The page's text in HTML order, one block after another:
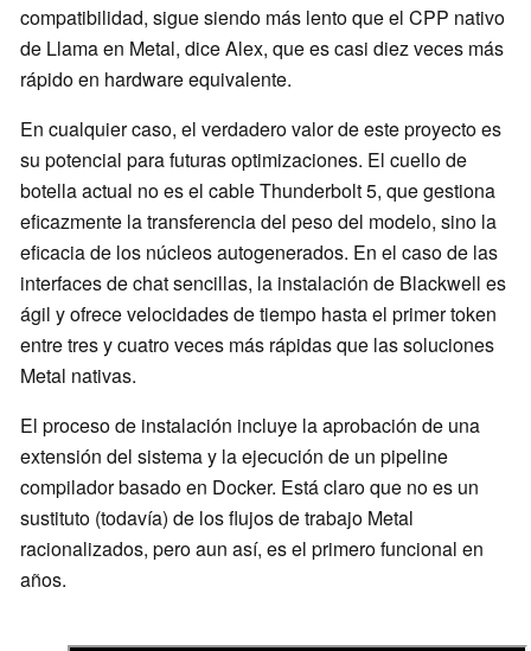
compatibilidad, sigue siendo más lento que el CPP nativo
de Llama en Metal, dice Alex, que es casi diez veces más
rápido en hardware equivalente.
En cualquier caso, el verdadero valor de este proyecto es
su potencial para futuras optimizaciones. El cuello de
botella actual no es el cable Thunderbolt 5, que gestiona
eficazmente la transferencia del peso del modelo, sino la
eficacia de los núcleos autogenerados. En el caso de las
interfaces de chat sencillas, la instalación de Blackwell es
ágil y ofrece velocidades de tiempo hasta el primer token
entre tres y cuatro veces más rápidas que las soluciones
Metal nativas.
El proceso de instalación incluye la aprobación de una
extensión del sistema y la ejecución de un pipeline
compilador basado en Docker. Está claro que no es un
sustituto (todavía) de los flujos de trabajo Metal
racionalizados, pero aun así, es el primero funcional en
años.